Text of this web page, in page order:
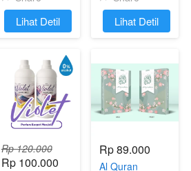
`Lihat Detil
`Lihat Detil
Rp 120.000
Rp 100.000
Rp 89.000
Al Quran